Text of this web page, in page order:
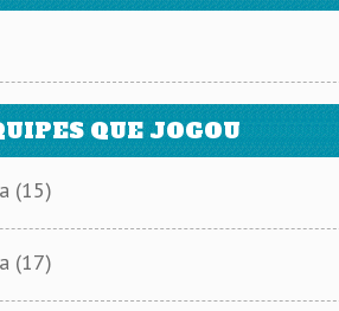
QUE JOGOU
(15)
(17)